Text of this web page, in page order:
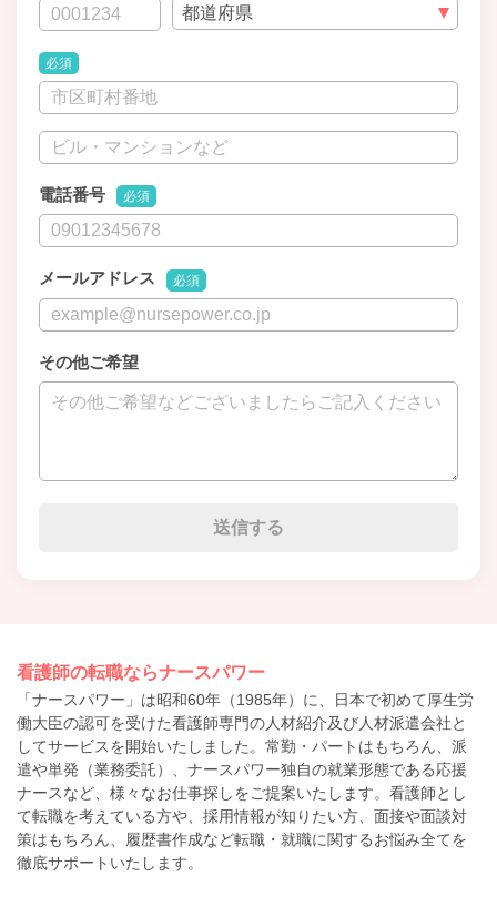
必須
電話番号 必須
メールアドレス 必須
その他ご希望
看護師の転職ならナースパワー
「ナースパワー」は昭和60年（1985年）に、日本で初めて厚生労
働大臣の認可を受けた看護師専門の人材紹介及び人材派遣会社と
してサービスを開始いたしました。常勤・パートはもちろん、派
遣や単発（業務委託）、ナースパワー独自の就業形態である応援
ナースなど、様々なお仕事探しをご提案いたします。看護師とし
て転職を考えている方や、採用情報が知りたい方、面接や面談対
策はもちろん、履歴書作成など転職・就職に関するお悩み全てを
徹底サポートいたします。